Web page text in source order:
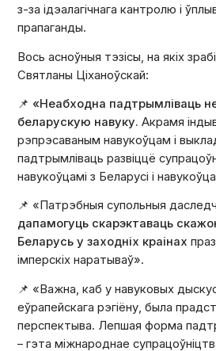
з-за ідэалагічнага кантролю і
прапаганды.
Вось асноўныя тэзісы, на якіх
Святланы Ціханоўскай:
📌«Неабходна падтрымліваць
беларускую навуку. Акрамя
рэпрэсаваным навукоўцам і
падтрымліваць развіццё
навукоўцамі з Беларусі і
📌 «Патрэбныя супольныя
дапамогуць скарэктаваць
Беларусь у заходніх краінах
імперскіх наратываў».
📌 «Важна, каб у навуковых
еўрапейскага рэгіёну, была
перспектыва. Лепшая форма
– гэта міжнароднае